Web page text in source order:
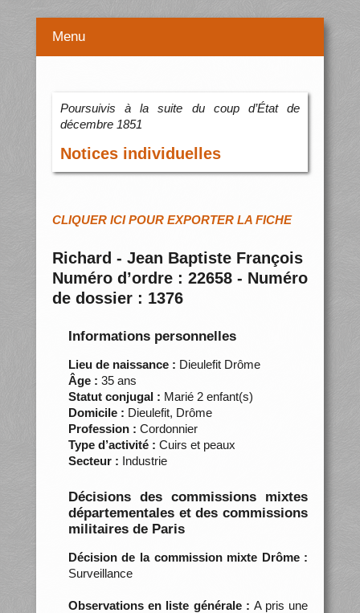
Menu
Poursuivis à la suite du coup d’État de
décembre 1851
Notices individuelles
CLIQUER ICI POUR EXPORTER LA FICHE
Richard - Jean Baptiste François
Numéro d’ordre : 22658 - Numéro
de dossier : 1376
Informations personnelles
Lieu de naissance : Dieulefit Drôme
Âge : 35 ans
Statut conjugal : Marié 2 enfant(s)
Domicile : Dieulefit, Drôme
Profession : Cordonnier
Type d’activité : Cuirs et peaux
Secteur : Industrie
Décisions des commissions mixtes
départementales et des commissions
militaires de Paris
Décision de la commission mixte Drôme :
Surveillance
Observations en liste générale : A pris une